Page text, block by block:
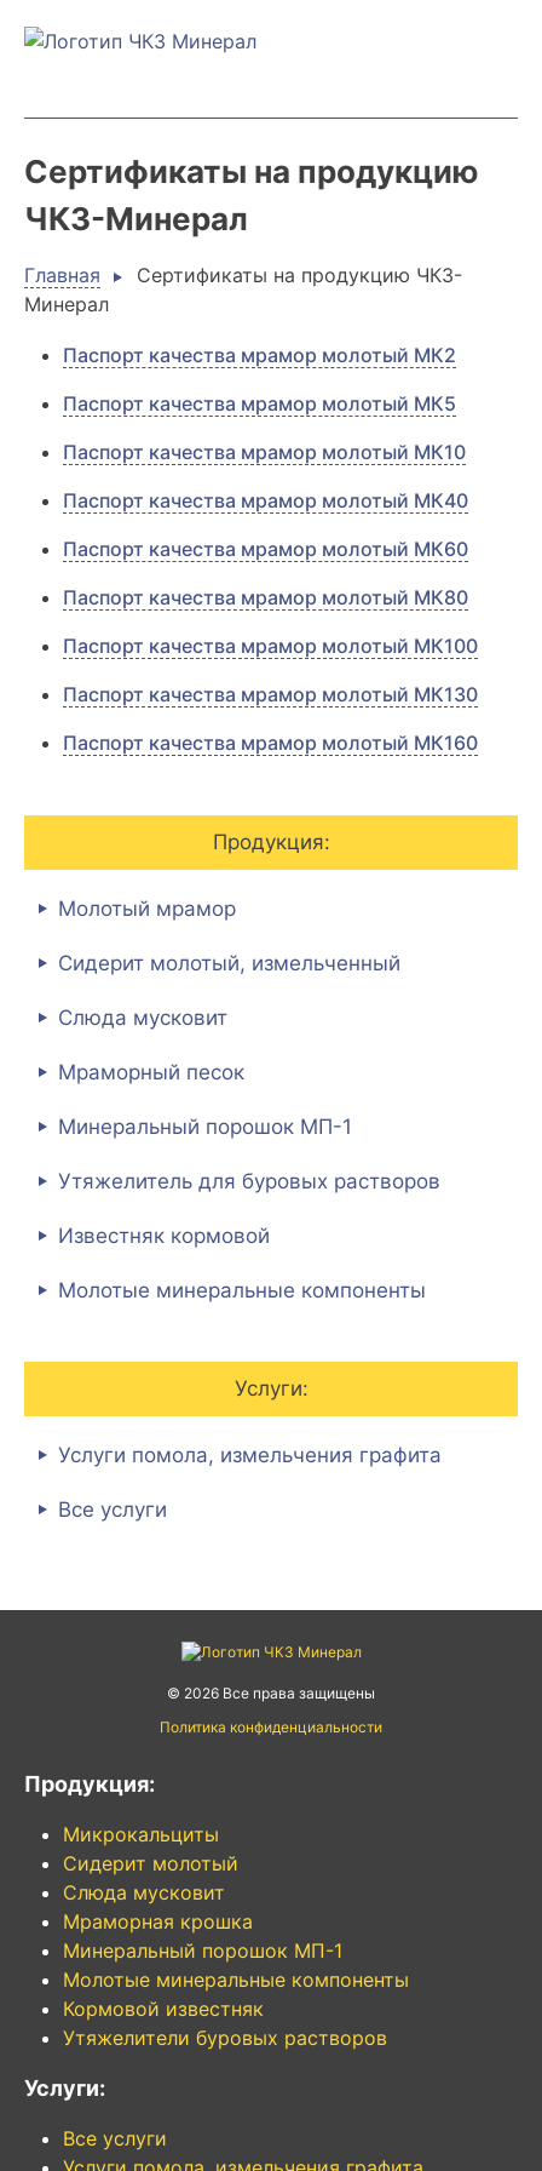
Skip
Продукция:
Молотый мрамор
Сидерит молотый, измельченный
Слюда мусковит
Мраморный песок
Минеральный порошок МП-1
Утяжелитель для буровых растворов
Известняк кормовой
Молотые минеральные компоненты
Услуги:
Услуги помола, измельчения графита
Все услуги
Сертификаты на продукцию
ЧКЗ-Минерал
Главная
Сертификаты на продукцию ЧКЗ-
Минерал
Паспорт качества мрамор молотый МК2
Паспорт качества мрамор молотый МК5
Паспорт качества мрамор молотый МК10
Паспорт качества мрамор молотый МК40
Паспорт качества мрамор молотый МК60
Паспорт качества мрамор молотый МК80
Паспорт качества мрамор молотый МК100
Паспорт качества мрамор молотый МК130
Паспорт качества мрамор молотый МК160
© 2026 Все права защищены
Политика конфиденциальности
Продукция:
Микрокальциты
Сидерит молотый
Слюда мусковит
Мраморная крошка
Минеральный порошок МП-1
Молотые минеральные компоненты
Кормовой известняк
Утяжелители буровых растворов
Услуги:
Все услуги